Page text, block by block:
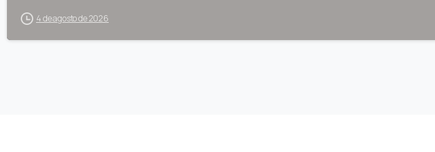
4 de agosto de 2026